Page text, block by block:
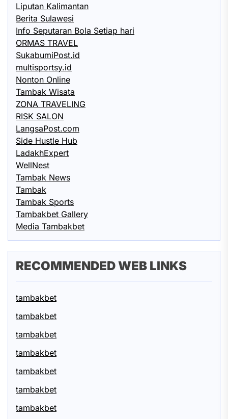
Liputan Kalimantan
Berita Sulawesi
Info Seputaran Bola Setiap hari
ORMAS TRAVEL
SukabumiPost.id
multisportsy.id
Nonton Online
Tambak Wisata
ZONA TRAVELING
RISK SALON
LangsaPost.com
Side Hustle Hub
LadakhExpert
WellNest
Tambak News
Tambak
Tambak Sports
Tambakbet Gallery
Media Tambakbet
RECOMMENDED WEB LINKS
tambakbet
tambakbet
tambakbet
tambakbet
tambakbet
tambakbet
tambakbet